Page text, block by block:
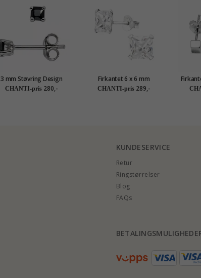
3 mm Støvring Design
øredobber i sølv svart
zirkon
CHANTI-pris 280,-
Firkantet 6 x 6 mm
øredobber i sølv
CHANTI-pris 289,-
KUNDESERVICE
Retur
Ringstørrelser
Blog
FAQs